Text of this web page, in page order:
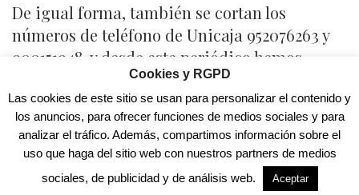
De igual forma, también se cortan los
números de teléfono de Unicaja 952076263 y
900151948, y desde este periódico hemos
probado unas cinco veces en los tres teléfonos
disponibles facilitados por la entidad
bancaria, sin conseguir hablar con nadie ni
resolver ninguna duda.
Cookies y RGPD
Las cookies de este sitio se usan para personalizar el contenido y
los anuncios, para ofrecer funciones de medios sociales y para
analizar el tráfico. Además, compartimos información sobre el
uso que haga del sitio web con nuestros partners de medios
sociales, de publicidad y de análisis web.
Aceptar